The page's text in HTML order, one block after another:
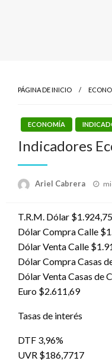
PÁGINA DE INICIO
ECONOMÍA
Indicadores
Ariel Cabrera
T.R.M. Dólar $1.924,75
Dólar Compra Calle
Dólar Venta Calle
Dólar Compra Casas
Dólar Venta Casas de
Euro $2.611,69
Tasas de interés
DTF 3,96%
UVR $186,7717